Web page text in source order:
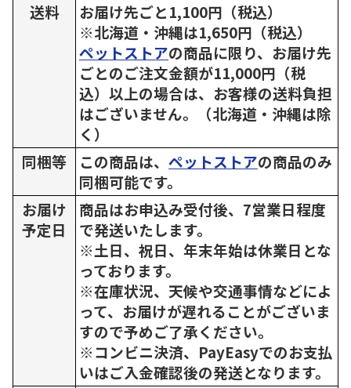
送料
お届け先ごと1,100円（税込）
※北海道・沖縄は1,650円（税込）
ペットストアの商品に限り、お届け先
ごとのご注文金額が11,000円（税
込）以上の場合は、お客様の送料負担
はございません。（北海道・沖縄は除
く）
同梱等
この商品は、 ペットストアの商品のみ
同梱可能です。
お届け
予定日
商品はお申込み受付後、7営業日程度
で発送いたします。
※土日、祝日、年末年始は休業日とな
っております。
※在庫状況、天候や交通事情などによ
って、お届けが遅れることがございま
すので予めご了承ください。
※コンビニ決済、PayEasyでのお支払
いはご入金確認後の発送となります。